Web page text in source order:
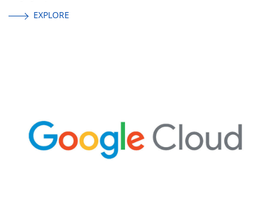
EXPLORE